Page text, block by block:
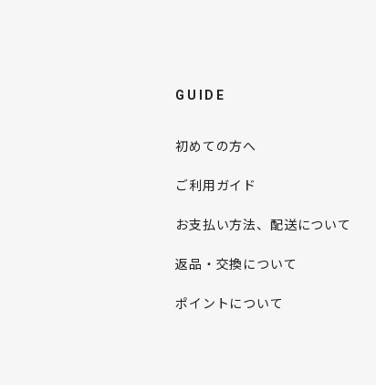
GUIDE
初めての方へ
ご利用ガイド
お支払い方法、配送について
返品・交換について
ポイントについて